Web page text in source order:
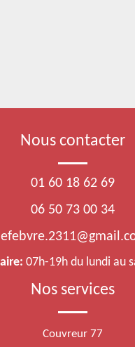
Nous contacter
01 60 18 62 69
06 50 73 00 34
07h-19h du lundi au
Nos services
Couvreur 77